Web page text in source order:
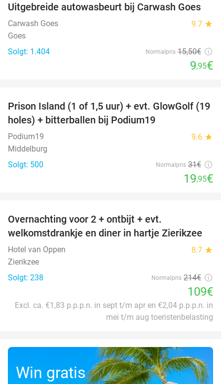
36%
Uitgebreide autowasbeurt bij Carwash Goes
Carwash Goes 9.7 star
Goes
Solgt: 1.404
Normalpris 15,50€
9,95€
36%
Prison Island (1 of 1,5 uur) + evt. GlowGolf (19
holes) + bitterballen bij Podium19
Podium19 9.6 star
Middelburg
Solgt: 500
Normalpris 31€
19,95€
Overnachting voor 2 + ontbijt + evt.
welkomstdrankje en diner in hartje Zierikzee
Hotel van Oppen 8.7 star
Zierikzee
Solgt: 238
Normalpris 214€
109€
Excl. ca. €1,83 p.p.p.n. in sept t/m apr en €2,04 p.p.p.n. in
mei t/m aug toeristenbelasting
Win gratis